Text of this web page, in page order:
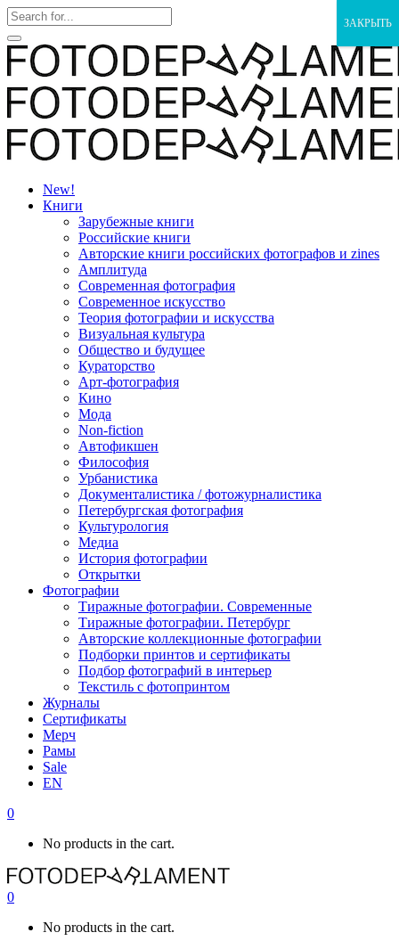
New!
Книги
Зарубежные книги
Российские книги
Авторские книги российских фотографов и zines
Амплитуда
Современная фотография
Современное искусство
Теория фотографии и искусства
Визуальная культура
Общество и будущее
Кураторство
Арт-фотография
Кино
Мода
Non-fiction
Автофикшен
Философия
Урбанистика
Документалистика / фотожурналистика
Петербургская фотография
Культурология
Медиа
История фотографии
Открытки
Фотографии
Тиражные фотографии. Современные
Тиражные фотографии. Петербург
Авторские коллекционные фотографии
Подборки принтов и сертификаты
Подбор фотографий в интерьер
Текстиль с фотопринтом
Журналы
Сертификаты
Мерч
Рамы
Sale
EN
0
No products in the cart.
0
No products in the cart.
ЗАКРЫТЬ